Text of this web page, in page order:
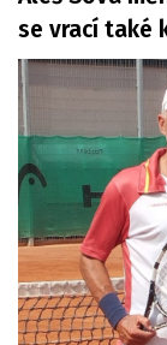
se vrací také